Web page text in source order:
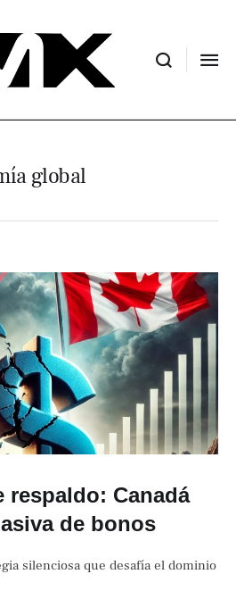
global
respaldo: Canadá
de bonos
silenciosa que desafía el dominio